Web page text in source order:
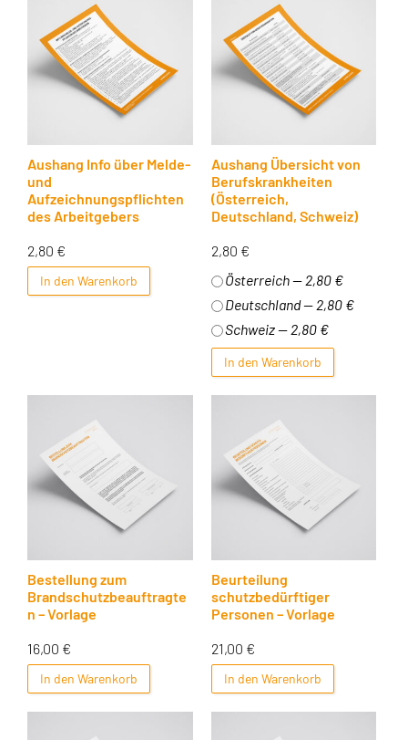
Aushang Info über Melde-
und
Aufzeichnungspflichten
des Arbeitgebers
2,80 €
In den Warenkorb
Aushang Übersicht von
Berufskrankheiten
(Österreich,
Deutschland, Schweiz)
2,80 €
Österreich — 2,80 €
Deutschland — 2,80 €
Schweiz — 2,80 €
In den Warenkorb
Bestellung zum
Brandschutzbeauftragte
n – Vorlage
16,00 €
In den Warenkorb
Beurteilung
schutzbedürftiger
Personen – Vorlage
21,00 €
In den Warenkorb